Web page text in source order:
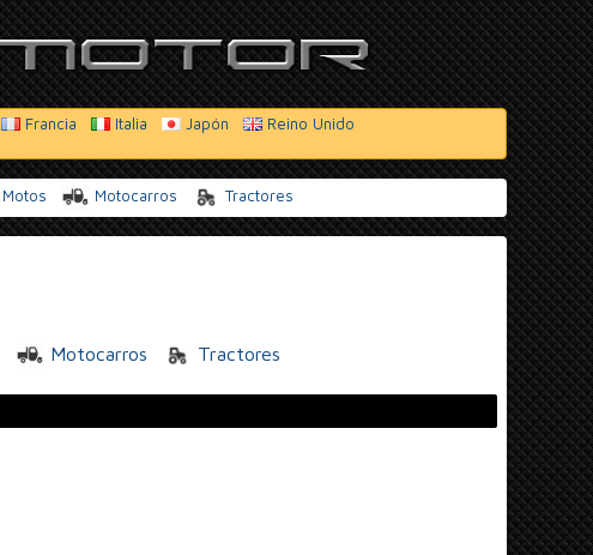
Francia Italia Japón
Reino Unido
Motos Motocarros Tractores
Motocarros Tractores